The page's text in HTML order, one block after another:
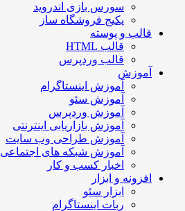
سورس بازی اندروید
پکیج فروشگاه ساز
قالب و پوسته
قالب HTML
قالب وردپرس
آموزش
آموزش اینستاگرام
آموزش سئو
آموزش وردپرس
آموزش بازاریابی اینترنتی
آموزش طراحی وب سایت
آموزش شبکه های اجتماعی
اخبار کسب و کار
افزونه و ابزار
ابزار سئو
ربات اینستاگرام